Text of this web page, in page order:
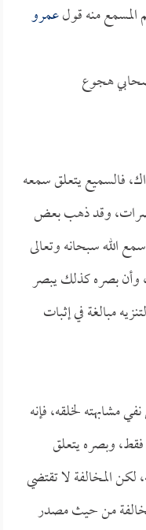
عمرو
هجوع
فالسميع يتعلق سمعه
وقد ذهب بعض
سمع الله سبحانه وتعالى
وأن بصره كذلك يبصر
مبالغة في إثبات
مشابهته لخلقه، فإنه
وبصره يتعلق
لكن المخالفة لا تقتضي
من حيث مصدر